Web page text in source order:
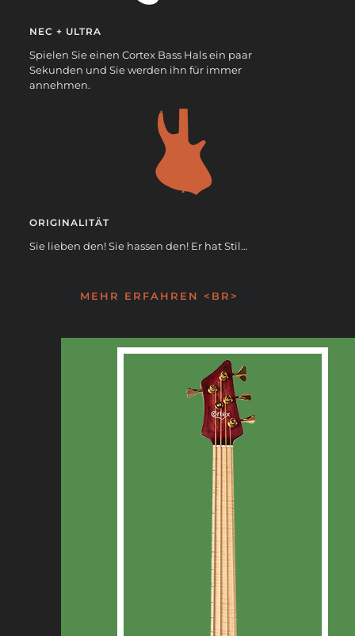
NEC + ULTRA
Spielen Sie einen Cortex Bass Hals ein paar
Sekunden und Sie werden ihn für immer
annehmen.
ORIGINALITÄT
Sie lieben den! Sie hassen den! Er hat Stil…
MEHR ERFAHREN <BR>